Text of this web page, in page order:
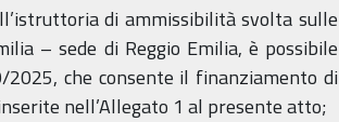
di ammissibilità svolta sulle
– sede di Reggio Emilia, è possibile
che consente il finanziamento di
nell’Allegato 1 al presente atto;